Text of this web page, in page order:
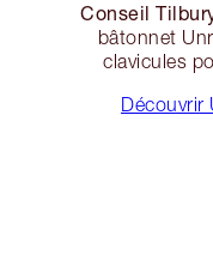
Conseil
bâtonnet
clavicules
Découvrir